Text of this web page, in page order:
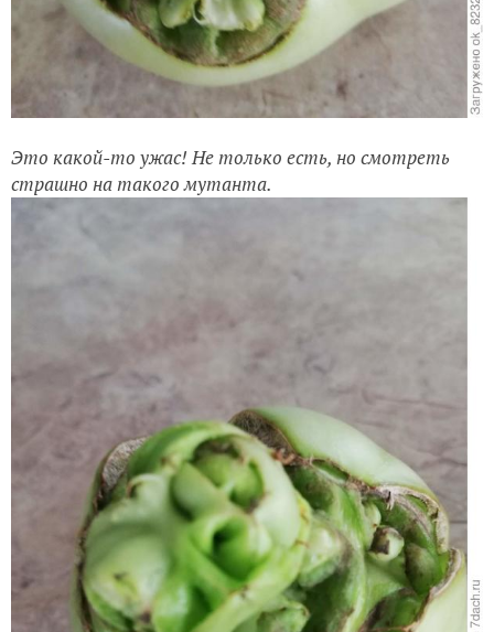
Это какой-то ужас! Не только есть, но смотреть
страшно на такого мутанта.